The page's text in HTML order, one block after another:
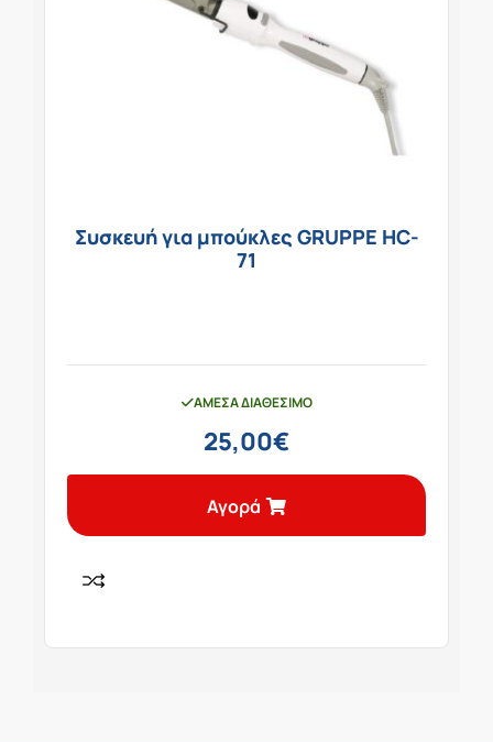
Συσκευή για μπούκλες GRUPPE HC-
71
ΆΜΕΣΑ ΔΙΑΘΈΣΙΜΟ
25,00€
Αγορά